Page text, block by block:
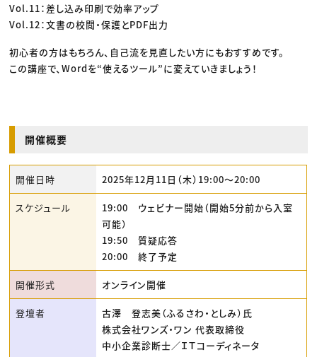
Vol.11：差し込み印刷で効率アップ
Vol.12：文書の校閲・保護とPDF出力
初心者の方はもちろん、自己流を見直したい方にもおすすめです。
この講座で、Wordを“使えるツール”に変えていきましょう！
開催概要
開催日時 2025年12月11日（木）19:00〜20:00
スケジュール
19:00 ウェビナー開始（開始5分前から入室
可能）
19:50 質疑応答
20:00 終了予定
開催形式 オンライン開催
登壇者
古澤 登志美（ふるさわ・としみ）氏
株式会社ワンズ・ワン 代表取締役
中小企業診断士／ＩＴコーディネータ